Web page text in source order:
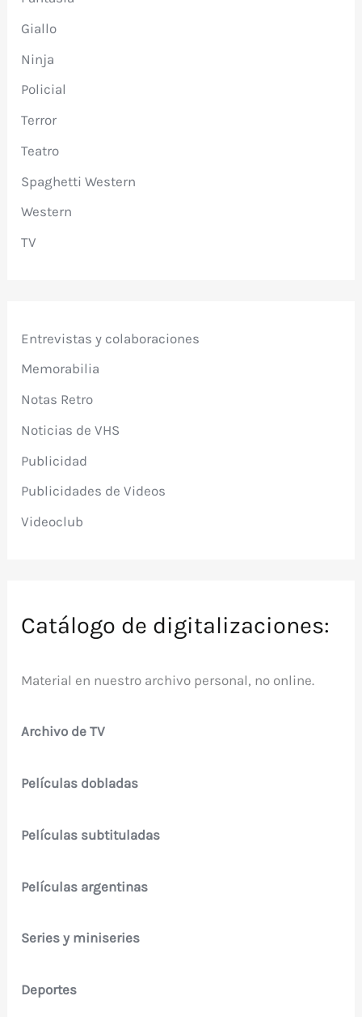
Giallo
Ninja
Policial
Terror
Teatro
Spaghetti Western
Western
TV
Entrevistas y colaboraciones
Memorabilia
Notas Retro
Noticias de VHS
Publicidad
Publicidades de Videos
Videoclub
Catálogo de digitalizaciones:
Material en nuestro archivo personal, no online.
Archivo de TV
Películas dobladas
Películas subtituladas
Películas argentinas
Series y miniseries
Deportes